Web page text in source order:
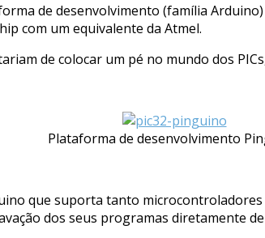
de desenvolvimento (família
com um equivalente da Atmel.
de colocar um pé no mundo dos
Plataforma de desenvolvimento
que suporta tanto
dos seus programas diretamente